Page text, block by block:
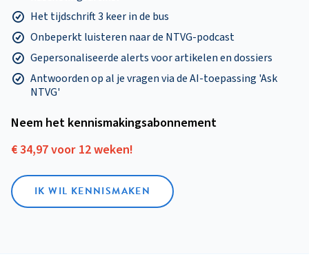
Het tijdschrift 3 keer in de bus
Onbeperkt luisteren naar de NTVG-podcast
Gepersonaliseerde alerts voor artikelen en dossiers
Antwoorden op al je vragen via de AI-toepassing 'Ask
NTVG'
Neem het kennismakings­abonnement
€ 34,97 voor 12 weken!
IK WIL KENNISMAKEN